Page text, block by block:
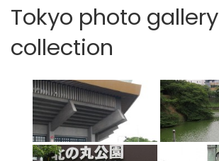
Tokyo photo gallery
collection